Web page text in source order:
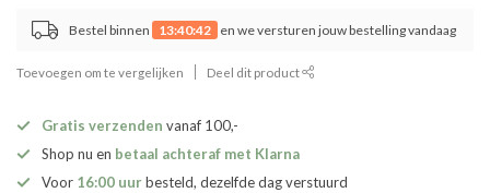
Bestel binnen 13:40:42 en we versturen jouw bestelling vandaag
Toevoegen om te vergelijken Deel dit product
Gratis verzenden vanaf 100,-
Shop nu en betaal achteraf met Klarna
Voor 16:00 uurbesteld, dezelfde dag verstuurd